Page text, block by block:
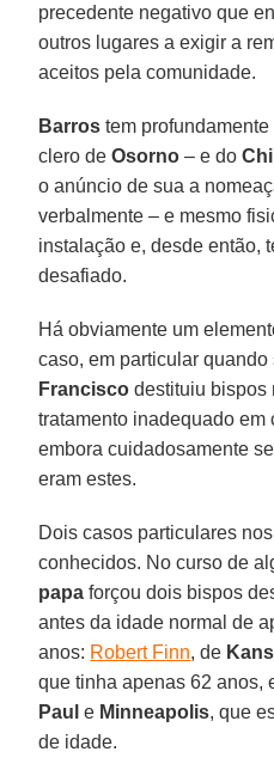
precedente negativo que
outros lugares a exigir a
aceitos pela comunidade.
Barros tem
clero deOsorno – e do
o anúncio de sua a
verbalmente – e mesmo
instalação e, desde então,
desafiado.
Há obviamente um
caso, em particular
Francisco destituiu bispos
tratamento inadequado em
embora cuidadosamente
eram estes.
Dois casos particulares nos
conhecidos. No curso de
papa forçou dois bispos
antes da idade normal de
anos: Robert Finn, de
que tinha apenas 62 anos,
Paul e Minneapolis, que
de idade.